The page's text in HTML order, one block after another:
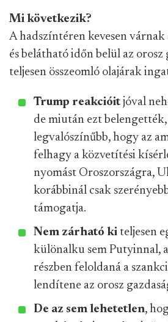
Mi következik?
A hadszíntéren kevesen
és belátható időn belül az orosz
teljesen összeomló olajárak
Trump reakcióit jóval
de miután ezt belengették,
legvalószínűbb, hogy az
felhagy a közvetítési
nyomást Oroszországra,
korábbinál csak
támogatja.
Nem zárható ki teljesen
különalku sem Putyinnal,
részben feloldaná a
lendítene az orosz
De az sem lehetetlen,